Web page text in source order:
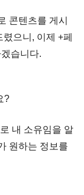
콘텐츠를 게시
으니, 이제 +페
습니다.
?
내 소유임을 알
원하는 정보를